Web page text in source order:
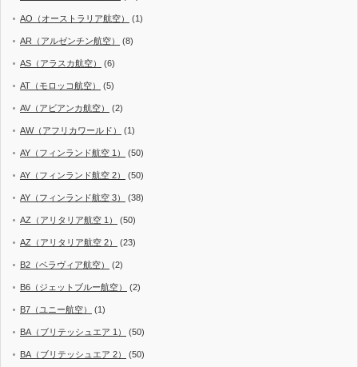
AO（オーストラリア航空） (1)
AR（アルゼンチン航空） (8)
AS（アラスカ航空） (6)
AT（モロッコ航空） (5)
AV（アビアンカ航空） (2)
AW（アフリカワールド） (1)
AY（フィンランド航空 1） (50)
AY（フィンランド航空 2） (50)
AY（フィンランド航空 3） (38)
AZ（アリタリア航空 1） (50)
AZ（アリタリア航空 2） (23)
B2（ベラヴィア航空） (2)
B6（ジェットブルー航空） (2)
B7（ユニー航空） (1)
BA（ブリテッシュエア 1） (50)
BA（ブリテッシュエア 2） (50)